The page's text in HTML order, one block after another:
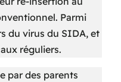
Parmi
du virus du SIDA, et
réguliers.
par des parents